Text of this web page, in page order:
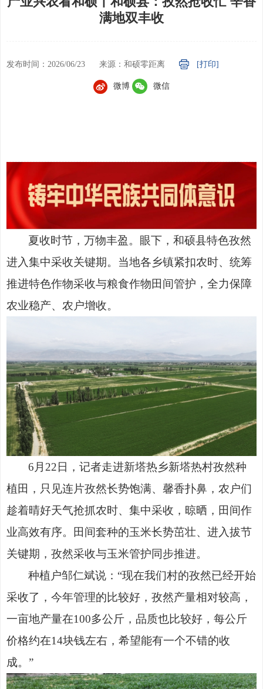
满地双丰收
发布时间：2026/06/23 来源：和硕零距离 [打印]
微博 微信
夏收时节，万物丰盈。 眼下，和硕县特色孜然
进入集中采收关键期。当地各乡镇紧扣农时、统筹
推进特色作物采收与粮食作物田间管护，全力保障
农业稳产、农户增收。
6月22日，记者走进新塔热乡新塔热村孜然种
植田，只见连片孜然长势饱满、馨香扑鼻，农户们
趁着晴好天气抢抓农时、集中采收，晾晒，田间作
业高效有序。田间套种的玉米长势茁壮、进入拔节
关键期，孜然采收与玉米管护同步推进。
种植户邹仁斌说： “现在我们村的孜然已经开始
采收了，今年管理的比较好，孜然产量相对较高，
一亩地产量在100多公斤，品质也比较好，每公斤
价格约在14块钱左右，希望能有一个不错的收
成。”